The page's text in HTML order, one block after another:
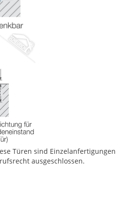
Türen sind Einzelanfertigungen
ausgeschlossen.